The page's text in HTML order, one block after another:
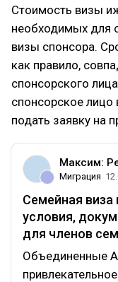
Стоимость визы
необходимых для
визы спонсора.
как правило,
спонсорского
спонсорское
подать заявку на
Максим:
Миграция
Семейная виза
условия,
для членов
Объединенные